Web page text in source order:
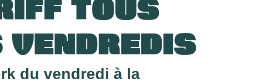
TOUS
VENDREDIS
du vendredi à la